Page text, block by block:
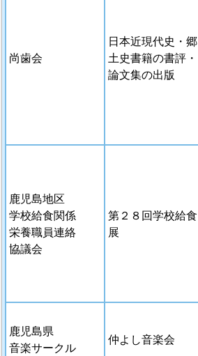
尚歯会
日本近現代史・郷
土史書籍の書評・
論文集の出版
鹿児島地区
学校給食関係
栄養職員連絡
協議会
第２８回学校給食
展
鹿児島県
音楽サークル
仲よし音楽会